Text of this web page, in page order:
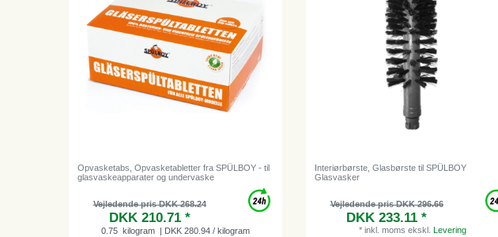
Opvasketabs, Opvasketabletter fra SPÜLBOY - til
glasvaskeapparater og undervaske
Vejledende pris DKK 268.24
DKK 210.71 *
0.75 kilogram | DKK 280.94 / kilogram
Interiørbørste, Glasbørste til SPÜLBOY
Glasvasker
Vejledende pris DKK 296.66
DKK 233.11 *
* inkl. moms ekskl. Levering